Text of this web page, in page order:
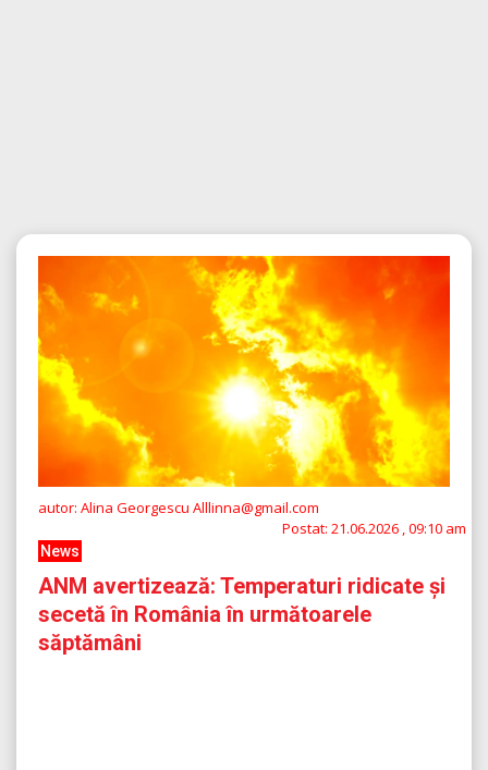
autor: Alina Georgescu Alllinna@gmail.com
Postat: 21.06.2026 , 09:10 am
News
ANM avertizează: Temperaturi ridicate și
secetă în România în următoarele
săptămâni